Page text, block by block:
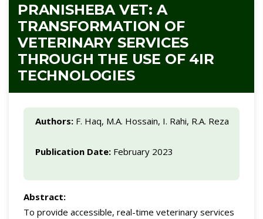
PRANISHEBA VET: A
TRANSFORMATION OF
VETERINARY SERVICES
THROUGH THE USE OF 4IR
TECHNOLOGIES
Authors: F. Haq, M.A. Hossain, I. Rahi, R.A. Reza
Publication Date: February 2023
Abstract:
To provide accessible, real-time veterinary services